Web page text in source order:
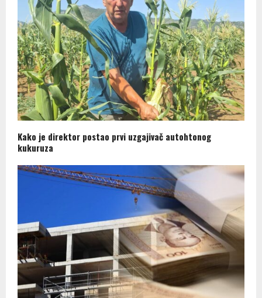
Kako je direktor postao prvi uzgajivač autohtonog
kukuruza